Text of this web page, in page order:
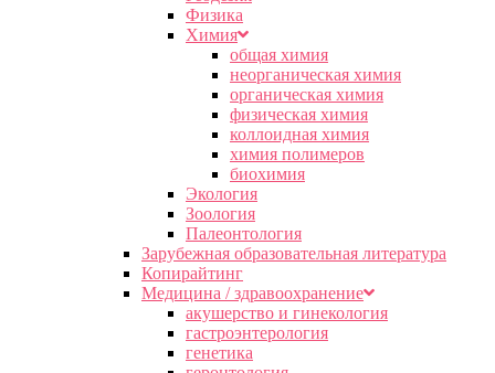
Физика
Химия
общая химия
неорганическая химия
органическая химия
физическая химия
коллоидная химия
химия полимеров
биохимия
Экология
Зоология
Палеонтология
Зарубежная образовательная литература
Копирайтинг
Медицина / здравоохранение
акушерство и гинекология
гастроэнтерология
генетика